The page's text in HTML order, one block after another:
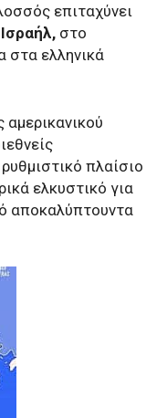
επιταχύνει
στο
στα ελληνικά
αμερικανικού
πλαίσιο
ελκυστικό για
αποκαλύπτουντα